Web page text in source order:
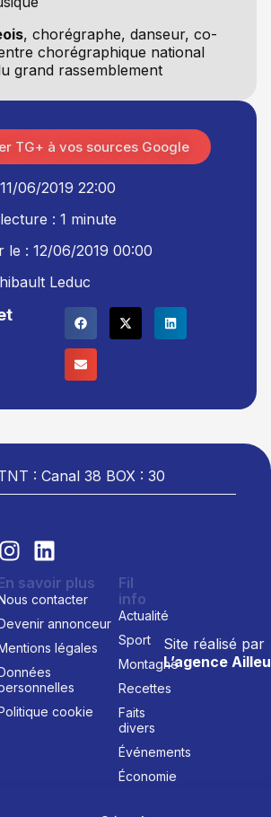
, chorégraphe, danseur, co-
chorégraphique national
grand rassemblement
11/06/2019 22:00
: 1 minute
le : 12/06/2019 00:00
Leduc
TG+ à vos sources Google
: Canal 38 BOX : 30
Site réalisé par
L’agence
savoir plus
contacter
annonceur
légales
cookie
Fil
info
Actualité
Sport
Montagne
Recettes
Faits
divers
Événements
Économie